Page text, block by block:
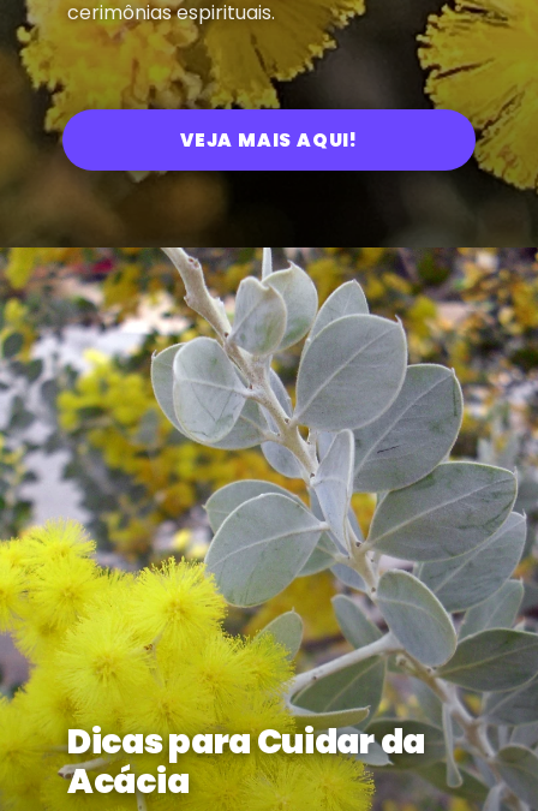
cerimônias espirituais.
VEJA MAIS AQUI!
Dicas para Cuidar da
Acácia